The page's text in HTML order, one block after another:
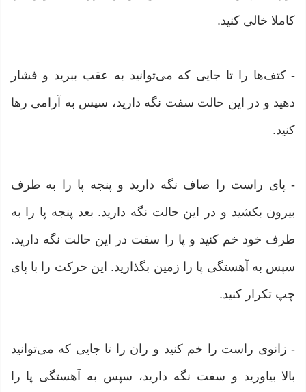
كاملا خالی كنید.
- كتف‌ها را تا جایی كه می‌توانید به عقب ببرید و فشار
دهید و در این حالت سفت نگه دارید، سپس به آرامی رها
كنید.
- پای راست را صاف نگه دارید و پنجه پا را به طرف
بیرون بكشید و در این حالت نگه دارید. بعد پنجه پا را به
طرف خود خم كنید و پا را سفت در این حالت نگه دارید.
سپس به آهستگی پا را زمین بگذارید. این حركت را با پای
چپ تكرار كنید.
- زانوی راست را خم كنید و ران را تا جایی كه می‌توانید
بالا بیاورید و سفت نگه دارید، سپس به آهستگی پا را